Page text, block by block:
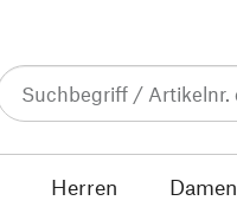
Herren Damen